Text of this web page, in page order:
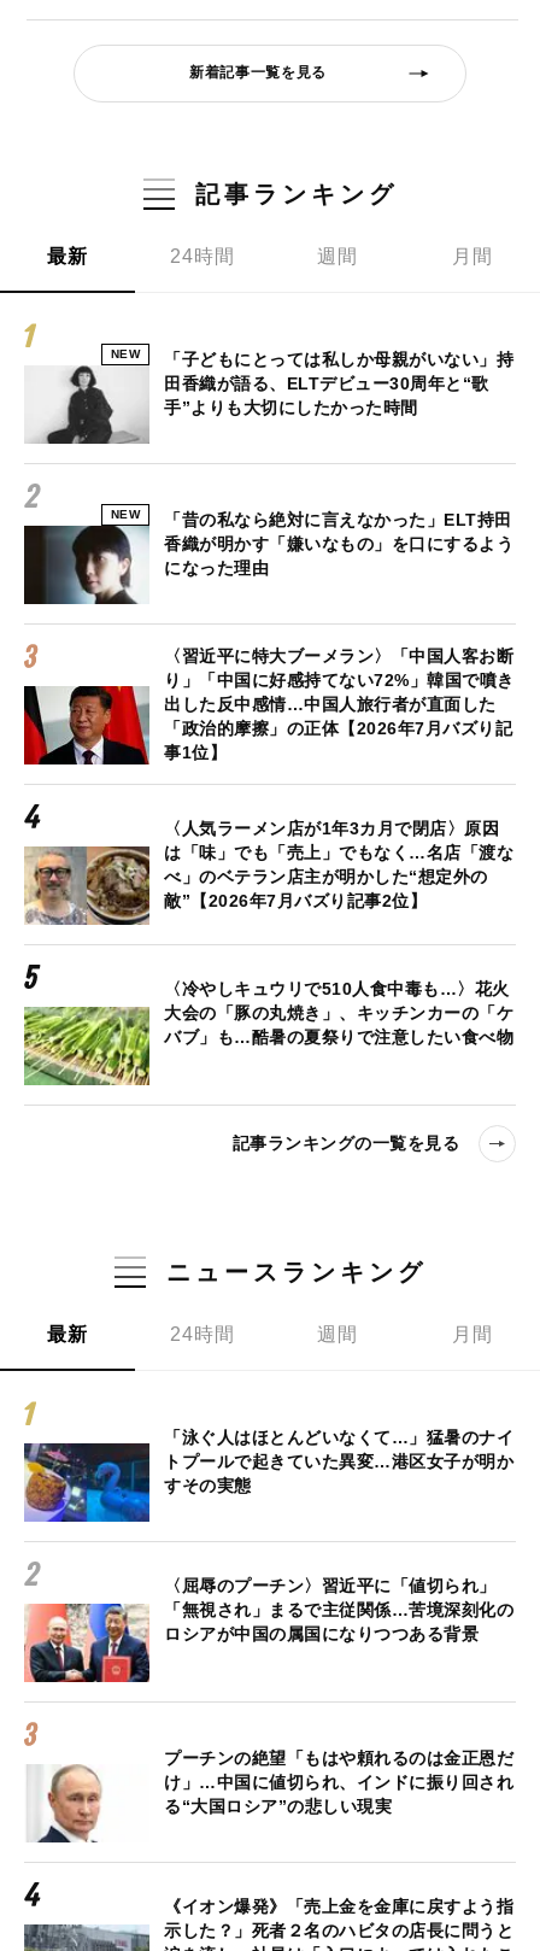
新着記事一覧を見る
記事ランキング
最新 24時間 週間 月間
NEW
「子どもにとっては私しか母親がいない」持
田香織が語る、ELTデビュー30周年と“歌
手”よりも大切にしたかった時間
NEW
「昔の私なら絶対に言えなかった」ELT持田
香織が明かす「嫌いなもの」を口にするよう
になった理由
〈習近平に特大ブーメラン〉「中国人客お断
り」「中国に好感持てない72%」韓国で噴き
出した反中感情…中国人旅行者が直面した
「政治的摩擦」の正体【2026年7月バズり記
事1位】
〈人気ラーメン店が1年3カ月で閉店〉原因
は「味」でも「売上」でもなく…名店「渡な
べ」のベテラン店主が明かした“想定外の
敵”【2026年7月バズり記事2位】
〈冷やしキュウリで510人食中毒も…〉花火
大会の「豚の丸焼き」、キッチンカーの「ケ
バブ」も…酷暑の夏祭りで注意したい食べ物
記事ランキングの一覧を見る
ニュースランキング
最新 24時間 週間 月間
「泳ぐ人はほとんどいなくて…」猛暑のナイ
トプールで起きていた異変…港区女子が明か
すその実態
〈屈辱のプーチン〉習近平に「値切られ」
「無視され」まるで主従関係…苦境深刻化の
ロシアが中国の属国になりつつある背景
プーチンの絶望「もはや頼れるのは金正恩だ
け」…中国に値切られ、インドに振り回され
る“大国ロシア”の悲しい現実
《イオン爆発》「売上金を金庫に戻すよう指
示した？」死者２名のハビタの店長に問うと